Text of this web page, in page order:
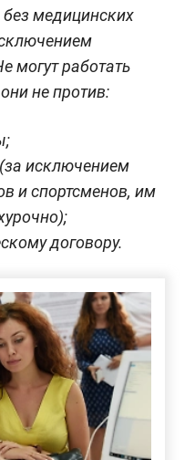
без медицинских
могут работать
не против:
исключением
и спортсменов, им
договору.